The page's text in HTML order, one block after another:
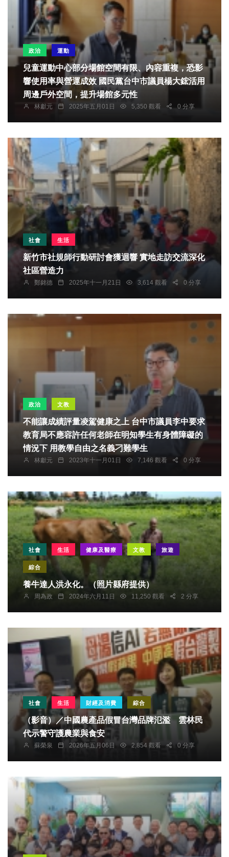
政治 運動
兒童運動中心部分場館空間有限、內容重複，恐影
響使用率與營運成效 國民黨台中市議員楊大鋐活用
周邊戶外空間，提升場館多元性
林獻元 2025年五月01日 5,350 觀看 0 分享
社會 生活
新竹市社規師行動研討會獲迴響 實地走訪交流深化
社區營造力
鄭銘德 2025年十一月21日 3,614 觀看 0 分享
政治 文教
不能讓成績評量凌駕健康之上 台中市議員李中要求
教育局不應容許任何老師在明知學生有身體障礙的
情況下 用教學自由之名義刁難學生
林獻元 2023年十一月01日 7,146 觀看 0 分享
社會 生活 健康及醫療 文教 旅遊
綜合
養牛達人洪永化。（照片縣府提供）
周為政 2024年六月11日 11,250 觀看 2 分享
社會 生活 財經及消費 綜合
（影音）／中國農產品假冒台灣品牌氾濫 雲林民
代示警守護農業與食安
蘇榮泉 2026年五月06日 2,854 觀看 0 分享